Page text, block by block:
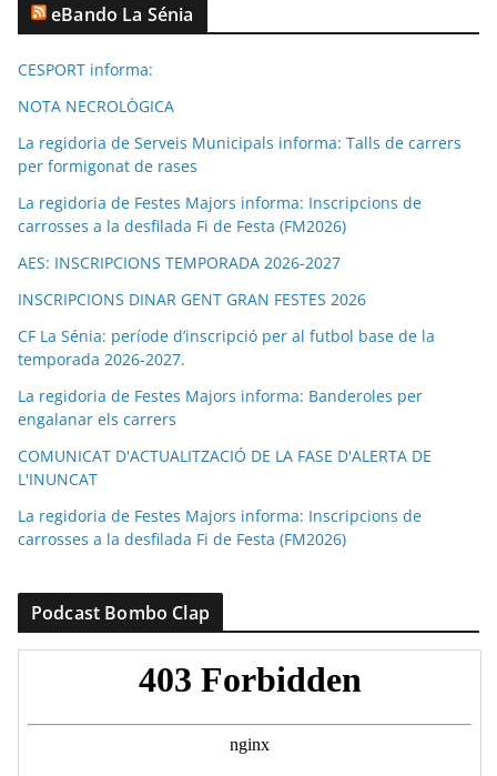
eBando La Sénia
CESPORT informa:
NOTA NECROLÒGICA
La regidoria de Serveis Municipals informa: Talls de carrers
per formigonat de rases
La regidoria de Festes Majors informa: Inscripcions de
carrosses a la desfilada Fi de Festa (FM2026)
AES: INSCRIPCIONS TEMPORADA 2026-2027
INSCRIPCIONS DINAR GENT GRAN FESTES 2026
CF La Sénia: període d’inscripció per al futbol base de la
temporada 2026-2027.
La regidoria de Festes Majors informa: Banderoles per
engalanar els carrers
COMUNICAT D'ACTUALITZACIÓ DE LA FASE D'ALERTA DE
L'INUNCAT
La regidoria de Festes Majors informa: Inscripcions de
carrosses a la desfilada Fi de Festa (FM2026)
Podcast Bombo Clap